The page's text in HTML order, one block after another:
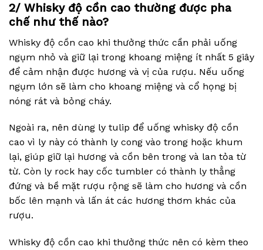
2/ Whisky độ cồn cao thường được pha
chế như thế nào?
Whisky độ cồn cao khi thưởng thức cần phải uống
ngụm nhỏ và giữ lại trong khoang miệng ít nhất 5 giây
để cảm nhận được hương và vị của rượu. Nếu uống
ngụm lớn sẽ làm cho khoang miệng và cổ họng bị
nóng rát và bỏng cháy.
Ngoài ra, nên dùng ly tulip để uống whisky độ cồn
cao vì ly này có thành ly cong vào trong hoặc khum
lại, giúp giữ lại hương và cồn bên trong và lan tỏa từ
từ. Còn ly rock hay cốc tumbler có thành ly thẳng
đứng và bề mặt rượu rộng sẽ làm cho hương và cồn
bốc lên mạnh và lấn át các hương thơm khác của
rượu.
Whisky độ cồn cao khi thưởng thức nên có kèm theo